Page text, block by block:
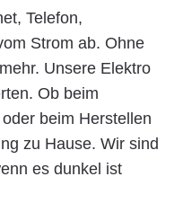
Telefon,
Strom ab. Ohne
Unsere Elektro
Ob beim
beim Herstellen
zu Hause. Wir sind
es dunkel ist